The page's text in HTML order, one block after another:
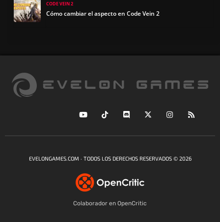
CODE VEIN 2
Cómo cambiar el aspecto en Code Vein 2
EVELONGAMES.COM · TODOS LOS DERECHOS RESERVADOS © 2026
Colaborador en OpenCritic